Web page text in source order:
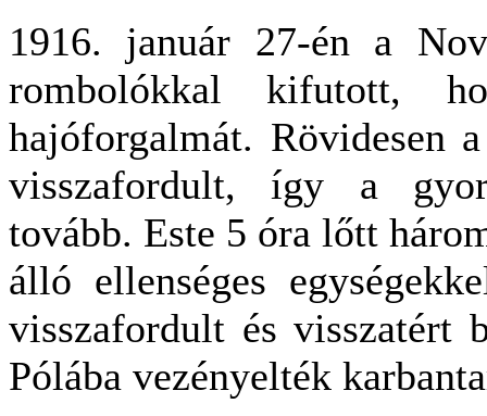
1916. január 27-én a
rombolókkal kifutott,
hajóforgalmát. Rövidesen
visszafordult, így a
tovább. Este 5 óra lőtt
álló ellenséges
visszafordult és visszatért
Pólába vezényelték